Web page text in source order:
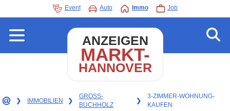
Event Auto Immo Job
ANZEIGEN
MARKT-
HANNOVER
❯ IMMOBILIEN ❯
GROSS-
BUCHHOLZ
❯
3-ZIMMER-WOHNUNG-
KAUFEN